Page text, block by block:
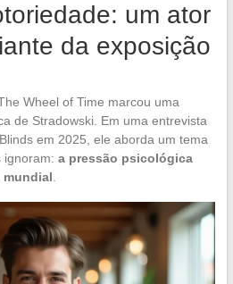
um ator
da exposição
Wheel of Time marcou uma
de Stradowski. Em uma entrevista
em 2025, ele aborda um tema
ignoram: a pressão psicológica
mundial.